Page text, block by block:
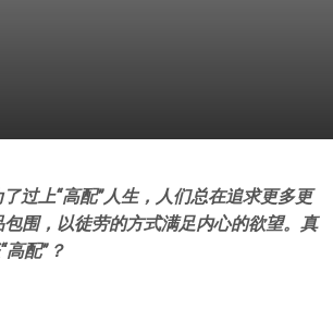
过上“高配”人生，人们总在追求更多更
围，以徒劳的方式满足内心的欲望。真
配”？